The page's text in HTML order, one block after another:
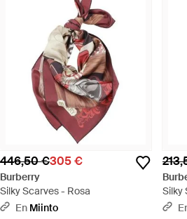
446,50 €305 €
Burberry
Silky Scarves - Rosa
En Miinto
Silky